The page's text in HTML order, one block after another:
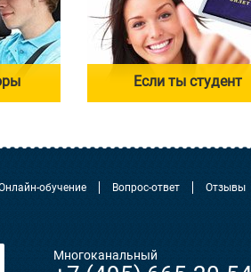
Если ты студент
обучение Вопрос-ответ Отзывы
Многоканальный